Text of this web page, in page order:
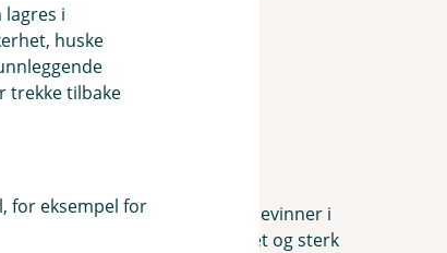
alliansen er kåret til bransjevinner i
svært høy kundetilfredshet og sterk
i
huske
trekke tilbake
for eksempel for